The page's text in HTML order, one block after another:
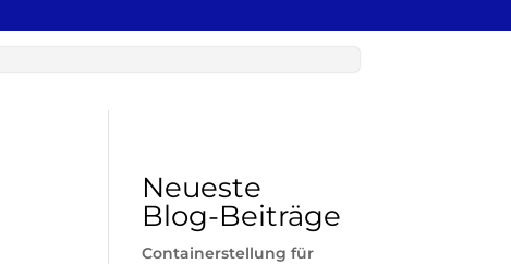
Neueste
Blog-Beiträge
Containerstellung für